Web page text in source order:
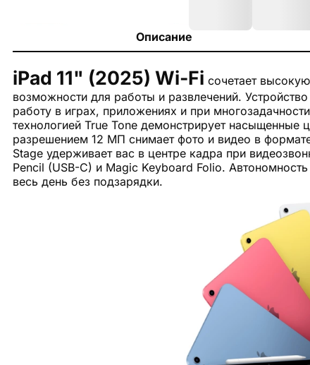
Описание
iPad 11" (2025) Wi-Fi сочетает
возможности для работы и развлечений.
работу в играх, приложениях и при
технологией True Tone демонстрирует
разрешением 12 МП снимает фото и видео в
Stage удерживает вас в центре кадра при
Pencil (USB-C) и Magic Keyboard Folio.
весь день без подзарядки.